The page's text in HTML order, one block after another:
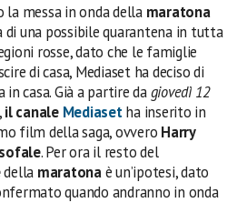
la messa in onda della maratona
di una possibile quarantena in tutta
rosse, dato che le famiglie
di casa, Mediaset ha deciso di
casa. Già a partire dagiovedì 12
il canale Mediasetha inserito in
film della saga, ovvero Harry
. Per ora il resto del
della maratonaè un’ipotesi, dato
quando andranno in onda